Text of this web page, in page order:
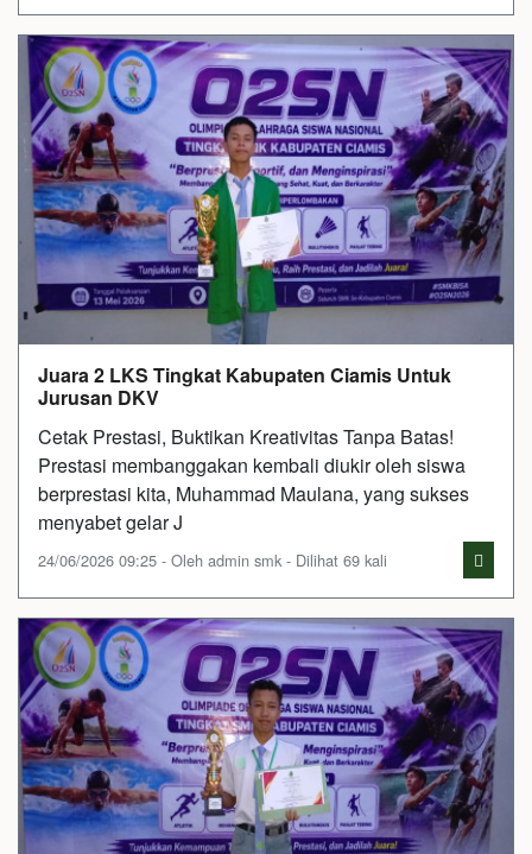
Juara 2 LKS Tingkat Kabupaten Ciamis Untuk
Jurusan DKV
Cetak Prestasi, Buktikan Kreativitas Tanpa Batas!
Prestasi membanggakan kembali diukir oleh siswa
berprestasi kita, Muhammad Maulana, yang sukses
menyabet gelar J
24/06/2026 09:25 - Oleh admin smk - Dilihat 69 kali